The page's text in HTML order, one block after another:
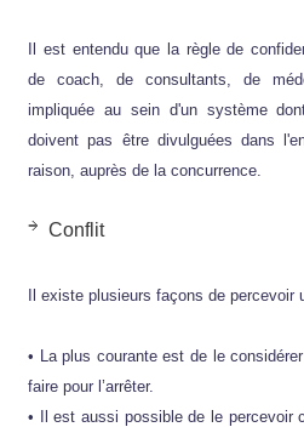
Il est entendu que la règle de
de coach, de consultants, de
impliquée au sein d'un système
doivent pas être divulguées dans
raison, auprès de la concurrence.
Conflit
Il existe plusieurs façons de percevoir
• La plus courante est de le
faire pour l’arrêter.
• Il est aussi possible de le percevoir